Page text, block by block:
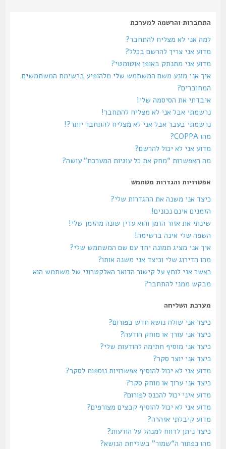
התחברות והרשמה למערכת
למה אני לא מצליח להתחבר?
מדוע אני צריך להרשם בכלל?
מדוע אני מתנתק באופן אוטומטי?
איך אני מונע משם המשתמש שלי מלהופיע ברשימת המשתמשים
המחוברים?
איבדתי את הסיסמה שלי!
נרשמתי אבל אני לא מצליח להתחבר!
נרשמתי בעבר אבל אני לא מצליח להתחבר יותר?!
מדוע אני לא יכול להרשם?
מה האפשרות “מחק את כל עוגיות המערכת” עושה?
אפשרויות והגדרות משתמש
כיצד אני משנה את ההגדרות שלי?
הזמנים אינם נכונים!
שינתי את אזור הזמן והוא עדין שונה מהזמן שלי!
השפה שלי אינה ברשימה!
איך אני מציג תמונה יחד עם שם המשתמש שלי?
מהו הדירוג שלי וכיצד אני משנה אותו?
כאשר אני לוחץ על קישור הדואר האלקטרוני של משתמש הוא
מבקש ממני להתחבר?
מערכת השליחה
כיצד אני שולח נושא חדש בפורום?
כיצד אני עורך או מוחק הודעה?
כיצד אני מוסיף חתימה להודעות שלי?
כיצד אני יוצר סקר?
מדוע אני לא יכול להוסיף אפשרויות נוספות לסקר?
כיצד אני ערוך או מוחק סקר?
מדוע איני יכול להכנס לפורום?
מדוע אני לא יכול להוסיף קבצים מצורפים?
מדוע קיבלתי אזהרה?
כיצד ניתן לדווח למנהל על הודעות?
מהו כפתור ה“שמור” בשליחת הנושא?